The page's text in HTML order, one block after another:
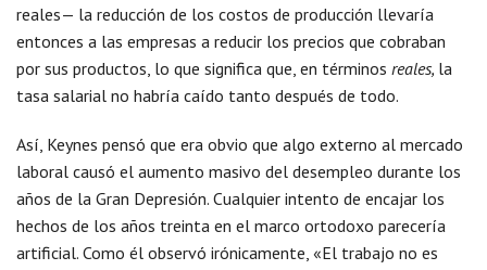
reales— la reducción de los costos de producción llevaría
entonces a las empresas a reducir los precios que cobraban
por sus productos, lo que significa que, en términos reales, la
tasa salarial no habría caído tanto después de todo.
Así, Keynes pensó que era obvio que algo externo al mercado
laboral causó el aumento masivo del desempleo durante los
años de la Gran Depresión. Cualquier intento de encajar los
hechos de los años treinta en el marco ortodoxo parecería
artificial. Como él observó irónicamente, «El trabajo no es